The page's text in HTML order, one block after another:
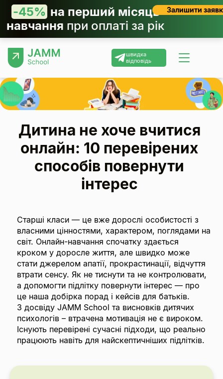
-45% на перший місяць
навчання при оплаті за рік
Залишити
швидка
відповідь
Дитина не хоче вчитися
онлайн: 10 перевірених
способів повернути
інтерес
Старші класи — це вже дорослі особистості з
власними цінностями, характером, поглядами на
світ. Онлайн-навчання спочатку здається
кроком у доросле життя, але швидко може
стати джерелом апатії, прокрастинації, відчуття
втрати сенсу. Як не тиснути та не контролювати,
а допомогти підлітку повернути інтерес — про
це наша добірка порад і кейсів для батьків.
З досвіду JAMM School та висновків дитячих
психологів – втрачена мотивація не є вироком.
Існують перевірені сучасні підходи, що реально
працюють навіть для найскептичніших підлітків.